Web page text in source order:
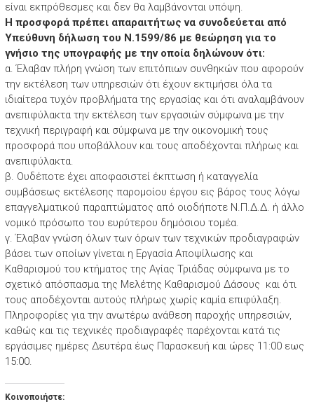
είναι εκπρόθεσμες και δεν θα λαμβάνονται υπόψη.
Η προσφορά πρέπει απαραιτήτως να συνοδεύεται από
Υπεύθυνη δήλωση του Ν.1599/86 με θεώρηση για το
γνήσιο της υπογραφής με την οποία δηλώνουν ότι:
α. Έλαβαν πλήρη γνώση των επιτόπιων συνθηκών που αφορούν
την εκτέλεση των υπηρεσιών ότι έχουν εκτιμήσει όλα τα
ιδιαίτερα τυχόν προβλήματα της εργασίας και ότι αναλαμβάνουν
ανεπιφύλακτα την εκτέλεση των εργασιών σύμφωνα με την
τεχνική περιγραφή και σύμφωνα με την οικονομική τους
προσφορά που υποβάλλουν και τους αποδέχονται πλήρως και
ανεπιφύλακτα.
β. Ουδέποτε έχει αποφασιστεί έκπτωση ή καταγγελία
συμβάσεως εκτέλεσης παρομοίου έργου εις βάρος τους λόγω
επαγγελματικού παραπτώματος από οιοδήποτε Ν.Π.Δ.Δ. ή άλλο
νομικό πρόσωπο του ευρύτερου δημόσιου τομέα.
γ. Έλαβαν γνώση όλων των όρων των τεχνικών προδιαγραφών
βάσει των οποίων γίνεται η Εργασία Αποψίλωσης και
Καθαρισμού του κτήματος της Αγίας Τριάδας σύμφωνα με το
σχετικό απόσπασμα της Μελέτης Καθαρισμού Δάσους και ότι
τους αποδέχονται αυτούς πλήρως χωρίς καμία επιφύλαξη.
Πληροφορίες για την ανωτέρω ανάθεση παροχής υπηρεσιών,
καθώς και τις τεχνικές προδιαγραφές παρέχονται κατά τις
εργάσιμες ημέρες Δευτέρα έως Παρασκευή και ώρες 11:00 εως
15:00.
Κοινοποιήστε: